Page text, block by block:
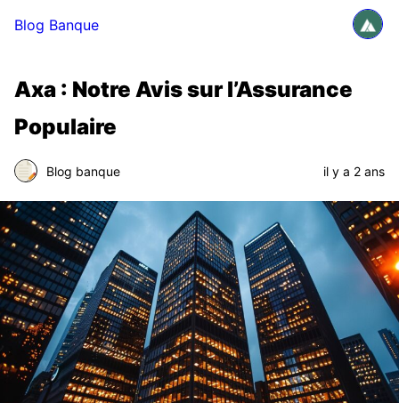
Blog Banque
Axa : Notre Avis sur l’Assurance
Populaire
Blog banque il y a 2 ans